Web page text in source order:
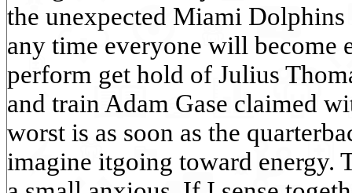
the unexpected Miami
any time everyone will become
perform get hold of Julius
and train Adam Gase claimed
worst is as soon as the
imagine itgoing toward energy.